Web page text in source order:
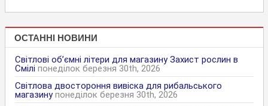
ОСТАННІ НОВИНИ
Світлові об’ємні літери для магазину Захист рослин в
Смілі понеділок березня 30th, 2026
Світлова двостороння вивіска для рибальського
магазину понеділок березня 30th, 2026